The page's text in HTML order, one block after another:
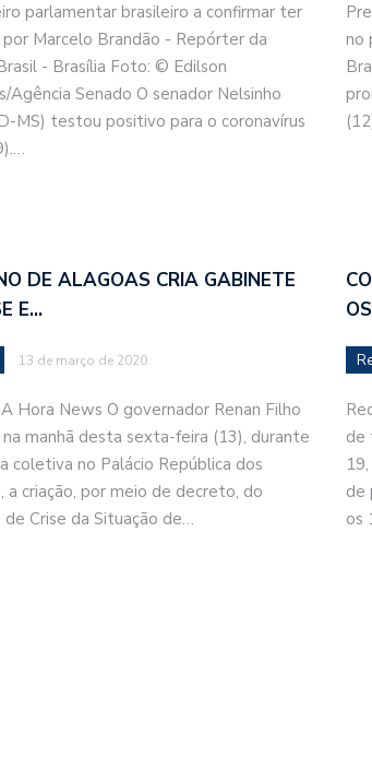
parlamentar brasileiro a confirmar ter
Marcelo Brandão - Repórter da
- Brasília Foto: © Edilson
Agência Senado O senador Nelsinho
MS) testou positivo para o coronavírus
no
DE ALAGOAS CRIA GABINETE
E…
13 de março de 2020
Hora News O governador Renan Filho
na manhã desta sexta-feira (13), durante
coletiva no Palácio República dos
a criação, por meio de decreto, do
Crise da Situação de…
de
de
os